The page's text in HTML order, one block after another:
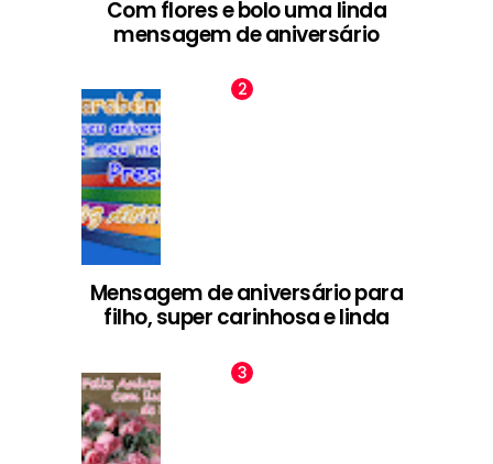
Com flores e bolo uma linda
mensagem de aniversário
Mensagem de aniversário para
filho, super carinhosa e linda